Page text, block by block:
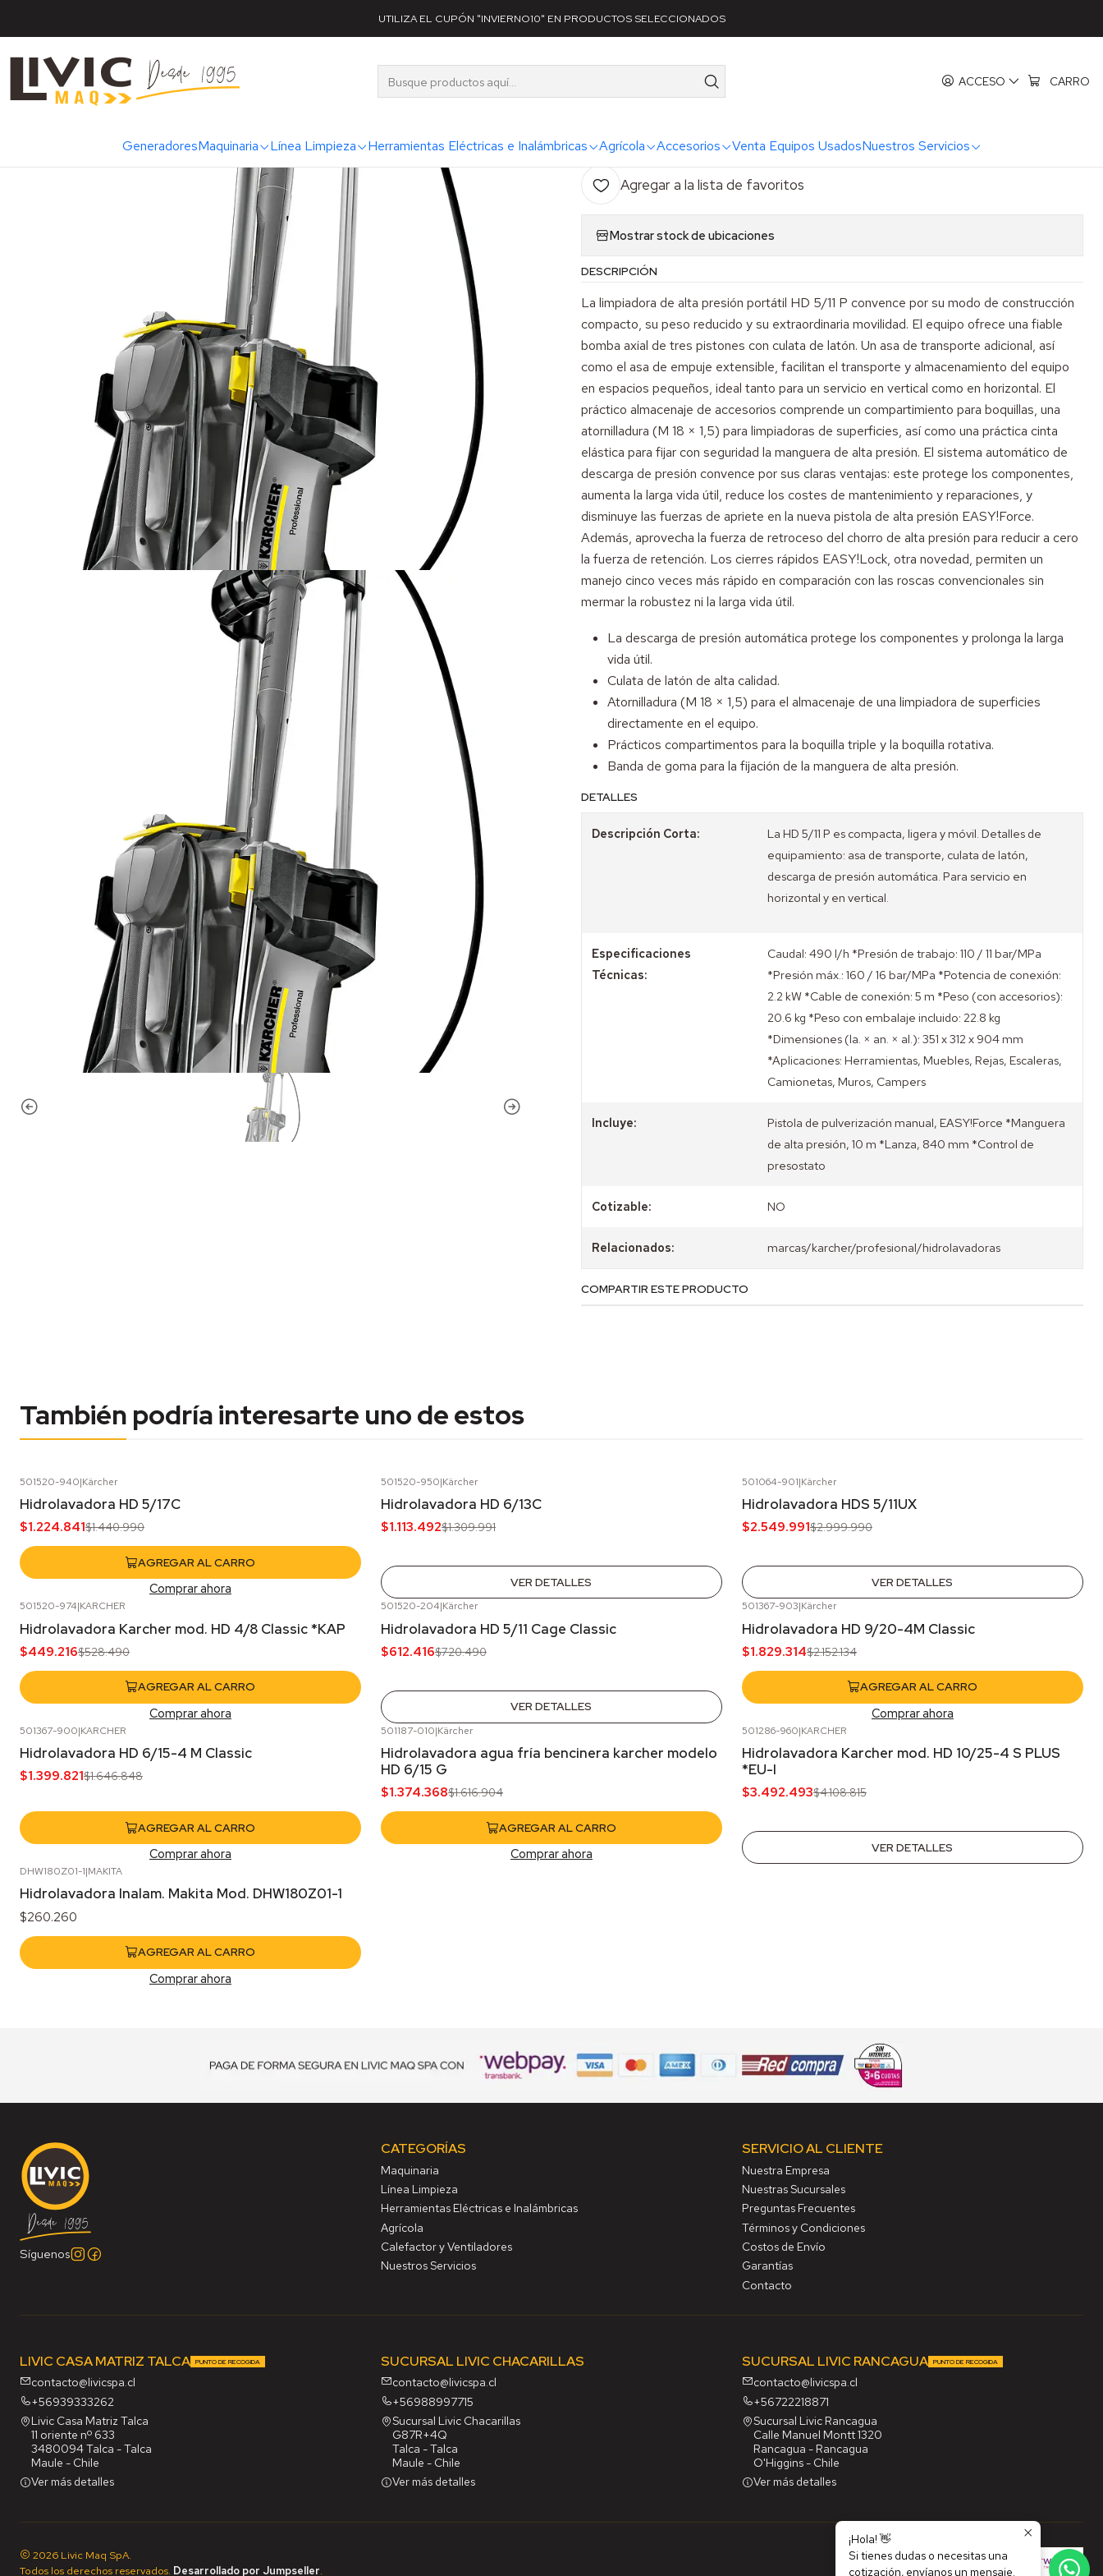
ACCESO CARRO
GeneradoresMaquinaria Línea Limpieza Herramientas Eléctricas e Inalámbricas Agrícola Accesorios Venta Equipos UsadosNuestros Servicios
UTILIZA EL CUPÓN "INVIERNO10" EN PRODUCTOS SELECCIONADOS
Categorías Línea Limpieza Profesional Hidrolavadoras Hidrolavadora HD 5/11P
Hidrolavadora HD 5/11P
Cantidad
Agregar a la lista de favoritos
Mostrar stock de ubicaciones
DESCRIPCIÓN
La limpiadora de alta presión portátil HD 5/11 P convence por su modo de construcción
compacto, su peso reducido y su extraordinaria movilidad. El equipo ofrece una fiable
bomba axial de tres pistones con culata de latón. Un asa de transporte adicional, así
como el asa de empuje extensible, facilitan el transporte y almacenamiento del equipo
en espacios pequeños, ideal tanto para un servicio en vertical como en horizontal. El
práctico almacenaje de accesorios comprende un compartimiento para boquillas, una
atornilladura (M 18 × 1,5) para limpiadoras de superficies, así como una práctica cinta
elástica para fijar con seguridad la manguera de alta presión. El sistema automático de
descarga de presión convence por sus claras ventajas: este protege los componentes,
aumenta la larga vida útil, reduce los costes de mantenimiento y reparaciones, y
disminuye las fuerzas de apriete en la nueva pistola de alta presión EASY!Force.
Además, aprovecha la fuerza de retroceso del chorro de alta presión para reducir a cero
la fuerza de retención. Los cierres rápidos EASY!Lock, otra novedad, permiten un
manejo cinco veces más rápido en comparación con las roscas convencionales sin
mermar la robustez ni la larga vida útil.
La descarga de presión automática protege los componentes y prolonga la larga
vida útil.
Culata de latón de alta calidad.
Atornilladura (M 18 × 1,5) para el almacenaje de una limpiadora de superficies
directamente en el equipo.
Prácticos compartimentos para la boquilla triple y la boquilla rotativa.
Banda de goma para la fijación de la manguera de alta presión.
DETALLES
Descripción Corta:
La HD 5/11 P es compacta, ligera y móvil. Detalles de
equipamiento: asa de transporte, culata de latón,
descarga de presión automática. Para servicio en
horizontal y en vertical.
Especificaciones
Técnicas:
Caudal: 490 l/h *Presión de trabajo: 110 / 11 bar/MPa
*Presión máx.: 160 / 16 bar/MPa *Potencia de conexión:
2.2 kW *Cable de conexión: 5 m *Peso (con accesorios):
20.6 kg *Peso con embalaje incluido: 22.8 kg
*Dimensiones (la. × an. × al.): 351 x 312 x 904 mm
*Aplicaciones: Herramientas, Muebles, Rejas, Escaleras,
Camionetas, Muros, Campers
Incluye:
Pistola de pulverización manual, EASY!Force *Manguera
de alta presión, 10 m *Lanza, 840 mm *Control de
presostato
Cotizable: NO
Relacionados: marcas/karcher/profesional/hidrolavadoras
COMPARTIR ESTE PRODUCTO
También podría interesarte uno de estos
501520-940|Kärcher
Hidrolavadora HD 5/17C
$1.224.841$1.440.990
AGREGAR AL CARRO
Comprar ahora
501520-950|Kärcher
Hidrolavadora HD 6/13C
$1.113.492$1.309.991
VER DETALLES
501064-901|Kärcher
Hidrolavadora HDS 5/11UX
$2.549.991$2.999.990
VER DETALLES
501520-974|KARCHER
Hidrolavadora Karcher mod. HD 4/8 Classic *KAP
$449.216$528.490
AGREGAR AL CARRO
Comprar ahora
Agotado
501520-204|Kärcher
Hidrolavadora HD 5/11 Cage Classic
$612.416$720.490
VER DETALLES
501367-903|Kärcher
Hidrolavadora HD 9/20-4M Classic
$1.829.314$2.152.134
AGREGAR AL CARRO
Comprar ahora
501367-900|KARCHER
Hidrolavadora HD 6/15-4 M Classic
$1.399.821$1.646.848
AGREGAR AL CARRO
Comprar ahora
501187-010|Kärcher
Hidrolavadora agua fría bencinera karcher modelo
HD 6/15 G
$1.374.368$1.616.904
AGREGAR AL CARRO
Comprar ahora
Agotado
501286-960|KARCHER
Hidrolavadora Karcher mod. HD 10/25-4 S PLUS
*EU-I
$3.492.493$4.108.815
VER DETALLES
DHW180Z01-1|MAKITA
Hidrolavadora Inalam. Makita Mod. DHW180Z01-1
$260.260
AGREGAR AL CARRO
Comprar ahora
Síguenos
CATEGORÍAS
Maquinaria
Línea Limpieza
Herramientas Eléctricas e Inalámbricas
Agrícola
Calefactor y Ventiladores
Nuestros Servicios
SERVICIO AL CLIENTE
Nuestra Empresa
Nuestras Sucursales
Preguntas Frecuentes
Términos y Condiciones
Costos de Envío
Garantías
Contacto
LIVIC CASA MATRIZ TALCA PUNTO DE RECOGIDA
contacto@livicspa.cl
+56939333262
Livic Casa Matriz Talca
11 oriente nº 633
3480094 Talca - Talca
Maule - Chile
Ver más detalles
SUCURSAL LIVIC CHACARILLAS
contacto@livicspa.cl
+56988997715
Sucursal Livic Chacarillas
G87R+4Q
Talca - Talca
Maule - Chile
Ver más detalles
SUCURSAL LIVIC RANCAGUA PUNTO DE RECOGIDA
contacto@livicspa.cl
+56722218871
Sucursal Livic Rancagua
Calle Manuel Montt 1320
Rancagua - Rancagua
O'Higgins - Chile
Ver más detalles
2026 Livic Maq SpA.
Todos los derechos reservados. Desarrollado por Jumpseller.
¡Hola! 👋
Si tienes dudas o necesitas una
cotización, envíanos un mensaje.